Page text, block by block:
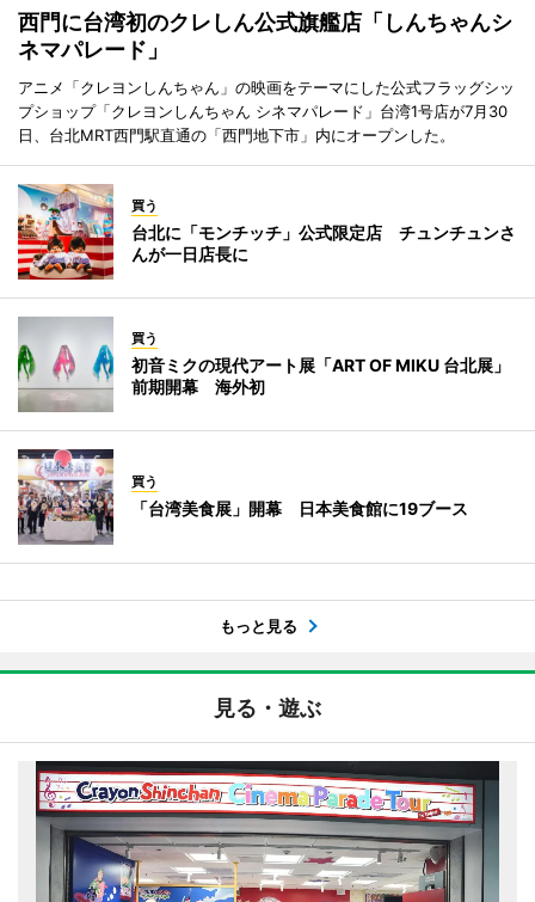
西門に台湾初のクレしん公式旗艦店「しんちゃんシ
ネマパレード」
アニメ「クレヨンしんちゃん」の映画をテーマにした公式フラッグシッ
プショップ「クレヨンしんちゃん シネマパレード」台湾1号店が7月30
日、台北MRT西門駅直通の「西門地下市」内にオープンした。
買う
台北に「モンチッチ」公式限定店 チュンチュンさ
んが一日店長に
買う
初音ミクの現代アート展「ART OF MIKU 台北展」
前期開幕 海外初
買う
「台湾美食展」開幕 日本美食館に19ブース
もっと見る
見る・遊ぶ